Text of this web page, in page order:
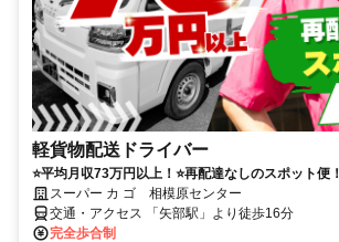
軽貨物配送ドライバー
⭐平均月収73万円以上！⭐再配達なしのスポット便！
スーパー カ ゴ 相模原センター
交通・アクセス 「矢部駅」より徒歩16分
完全歩合制